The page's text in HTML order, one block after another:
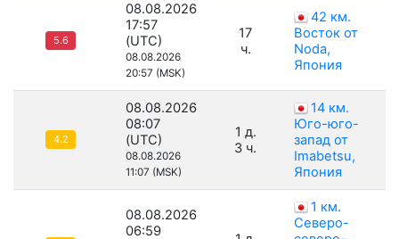
5.6
08.08.2026
17:57
(UTC)
08.08.2026
20:57 (MSK)
17
ч.
42 км.
Восток от
Noda,
Япония
4.2
08.08.2026
08:07
(UTC)
08.08.2026
11:07 (MSK)
1 д.
3 ч.
14 км.
Юго-юго-
запад от
Imabetsu,
Япония
08.08.2026
06:59
1 км.
Северо-